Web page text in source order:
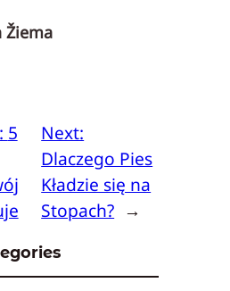
Žiema
5
Next:
Dlaczego Pies
Kładzie się na
Stopach? →